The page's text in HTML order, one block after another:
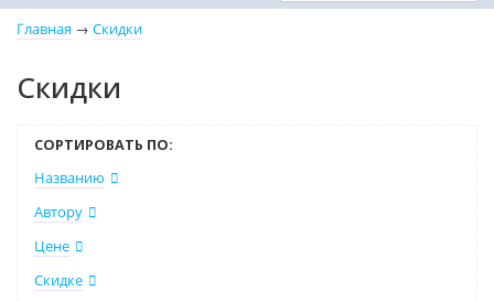
Главная → Скидки
Скидки
СОРТИРОВАТЬ ПО:
Названию
Автору
Цене
Скидке